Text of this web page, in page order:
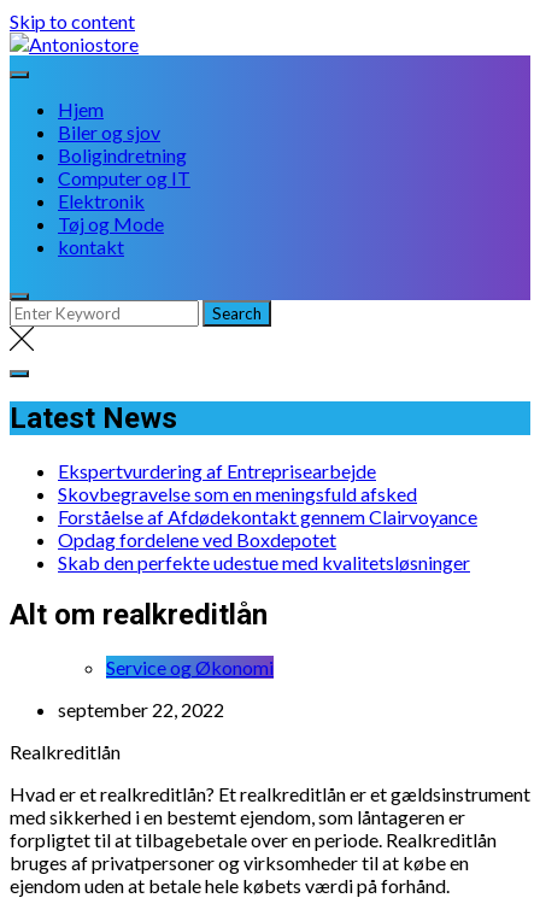
Skip to content
Hjem
Biler og sjov
Boligindretning
Computer og IT
Elektronik
Tøj og Mode
kontakt
Latest News
Ekspertvurdering af Entreprisearbejde
Skovbegravelse som en meningsfuld afsked
Forståelse af Afdødekontakt gennem Clairvoyance
Opdag fordelene ved Boxdepotet
Skab den perfekte udestue med kvalitetsløsninger
Alt om realkreditlån
Service og Økonomi
september 22, 2022
Realkreditlån
Hvad er et realkreditlån? Et realkreditlån er et gældsinstrument
med sikkerhed i en bestemt ejendom, som låntageren er
forpligtet til at tilbagebetale over en periode. Realkreditlån
bruges af privatpersoner og virksomheder til at købe en
ejendom uden at betale hele købets værdi på forhånd.